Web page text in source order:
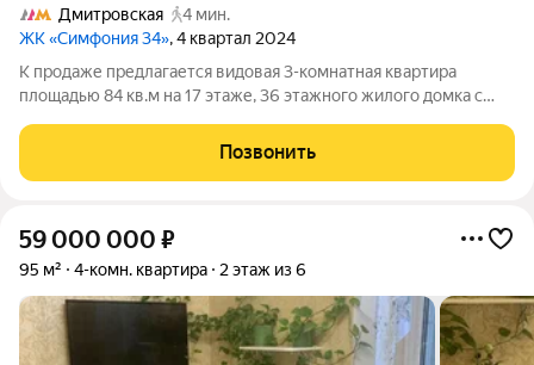
Дмитровская
4 мин.
ЖК «Симфония 34», 4 квартал 2024
К продаже предлагается видовая 3-комнатная квартира
площадью 84 кв.м на 17 этаже, 36 этажного жилого домка с
Symphony 34 (Башня Сиена) (САО, район Савеловский).
Собственник: юр. лицо. ЖК
Позвонить
59 000 000 ₽
95 м² 4-комн. квартира 2 этаж из 6